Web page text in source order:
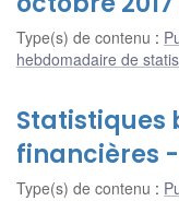
Type(s) de contenu :
hebdomadaire de
Statistiques
financières -
Type(s) de contenu :